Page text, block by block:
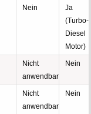
Nein
Ja
(Turbo-
Diesel
Motor)
Nicht
anwendbar
Nein
Nicht
anwendbar
Nein